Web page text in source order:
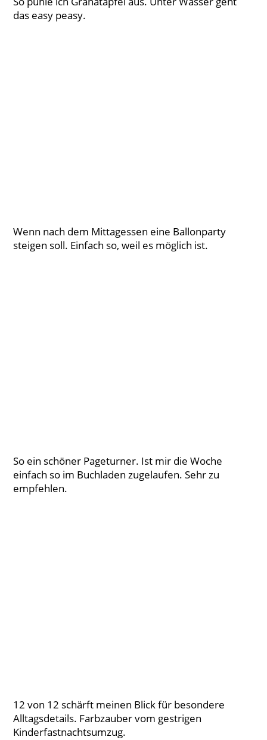
das easy peasy.
Wenn nach dem Mittagessen eine Ballonparty
steigen soll. Einfach so, weil es möglich ist.
So ein schöner Pageturner. Ist mir die Woche
einfach so im Buchladen zugelaufen. Sehr zu
empfehlen.
12 von 12 schärft meinen Blick für besondere
Alltagsdetails. Farbzauber vom gestrigen
Kinderfastnachtsumzug.